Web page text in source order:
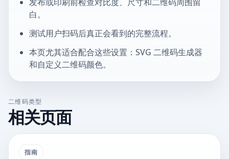
白。
测试用户扫码后真正会看到的完整流程。
本页尤其适合配合这些设置：SVG 二维码生成器
和自定义二维码颜色。
二维码类型
相关页面
指南